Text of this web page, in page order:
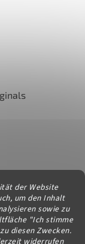
der Website
um den Inhalt
sowie zu
"Ich stimme
diesen Zwecken.
widerrufen